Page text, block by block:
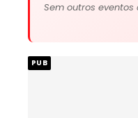
Sem outros
PUB